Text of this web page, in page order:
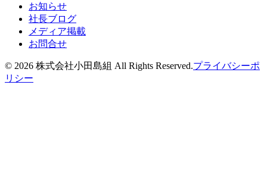
お知らせ
社長ブログ
メディア掲載
お問合せ
© 2026 株式会社小田島組 All Rights Reserved.プライバシーポ
リシー